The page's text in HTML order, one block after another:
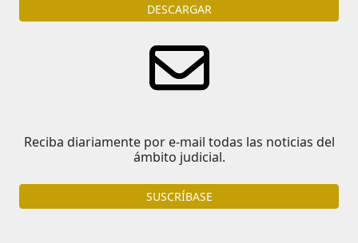
DESCARGAR
Reciba diariamente por e-mail todas las noticias del
ámbito judicial.
SUSCRÍBASE